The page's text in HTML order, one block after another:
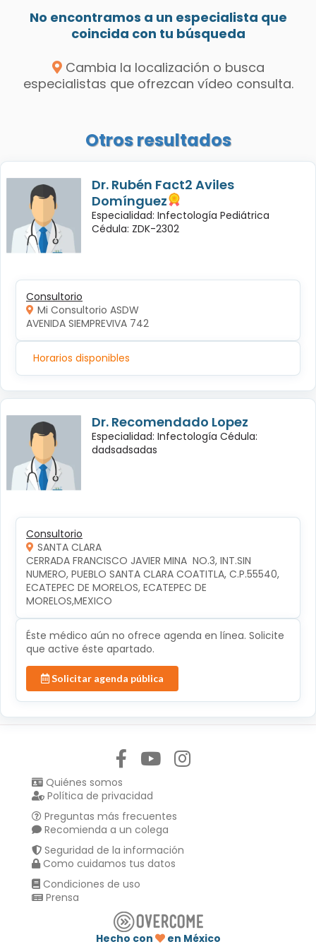
No encontramos a un especialista que
coincida con tu búsqueda
Cambia la localización o busca
especialistas que ofrezcan vídeo consulta.
Otros resultados
Dr. Rubén Fact2 Aviles
Domínguez
Especialidad: Infectología Pediátrica
Cédula: ZDK-2302
Consultorio
Mi Consultorio ASDW
AVENIDA SIEMPREVIVA 742
Horarios disponibles
Dr. Recomendado Lopez
Especialidad: Infectología Cédula:
dadsadsadas
Consultorio
SANTA CLARA
CERRADA FRANCISCO JAVIER MINA  NO.3, INT.SIN
NUMERO, PUEBLO SANTA CLARA COATITLA, C.P.55540,
ECATEPEC DE MORELOS, ECATEPEC DE
MORELOS,MEXICO
Éste médico aún no ofrece agenda en línea. Solicite
que active éste apartado.
Solicitar agenda pública
Quiénes somos
Política de privacidad
Preguntas más frecuentes
Recomienda a un colega
Seguridad de la información
Como cuidamos tus datos
Condiciones de uso
Prensa
Hecho con en México